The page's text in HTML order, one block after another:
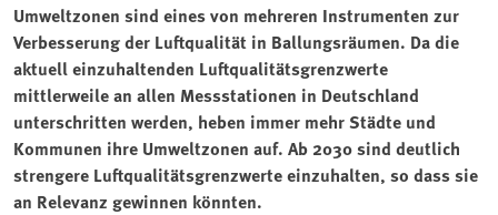
Umweltzonen sind eines von mehreren Instrumenten zur
Verbesserung der Luftqualität in Ballungsräumen. Da die
aktuell einzuhaltenden Luftqualitätsgrenzwerte
mittlerweile an allen Messstationen in Deutschland
unterschritten werden, heben immer mehr Städte und
Kommunen ihre Umweltzonen auf. Ab 2030 sind deutlich
strengere Luftqualitätsgrenzwerte einzuhalten, so dass sie
an Relevanz gewinnen könnten.